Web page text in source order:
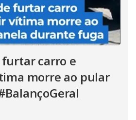
carro e
morre ao pular